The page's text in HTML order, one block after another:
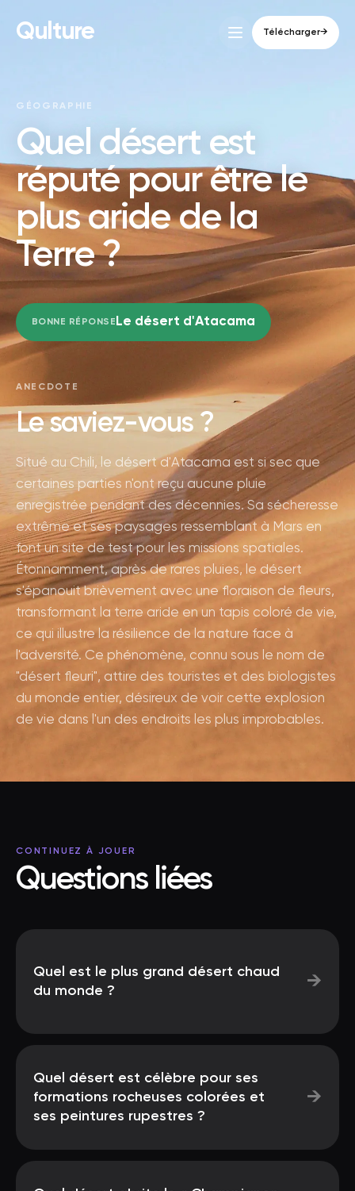
Qulture Télécharger→
GÉOGRAPHIE
Quel désert est
réputé pour être le
plus aride de la
Terre ?
BONNE RÉPONSE Le désert d'Atacama
ANECDOTE
Le saviez-vous ?
Situé au Chili, le désert d'Atacama est si sec que
certaines parties n'ont reçu aucune pluie
enregistrée pendant des décennies. Sa sécheresse
extrême et ses paysages ressemblant à Mars en
font un site de test pour les missions spatiales.
Étonnamment, après de rares pluies, le désert
s'épanouit brièvement avec une floraison de fleurs,
transformant la terre aride en un tapis coloré de vie,
ce qui illustre la résilience de la nature face à
l'adversité. Ce phénomène, connu sous le nom de
"désert fleuri", attire des touristes et des biologistes
du monde entier, désireux de voir cette explosion
de vie dans l'un des endroits les plus improbables.
CONTINUEZ À JOUER
Questions liées
Quel est le plus grand désert chaud
du monde ?
→
Quel désert est célèbre pour ses
formations rocheuses colorées et
ses peintures rupestres ?
→